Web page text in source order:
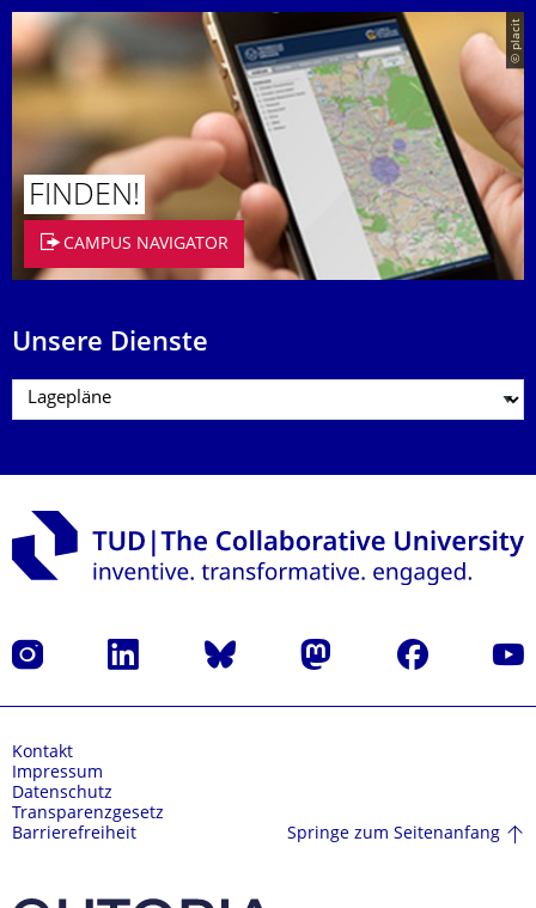
© placit
FINDEN!
CAMPUS NAVIGATOR
Unsere Dienste
Instagram LinkedIn Bluesky Mastodon Facebook
Kontakt
Impressum
Datenschutz
Transparenzgesetz
Barrierefreiheit
Springe zum Seitenanfang